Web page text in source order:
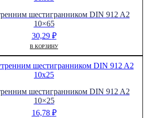
шестигранником DIN 912 A2
10×65
30,29 ₽
В КОРЗИНУ
шестигранником DIN 912 A2
10×25
16,78 ₽